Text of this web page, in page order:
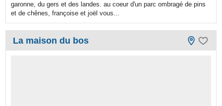
garonne, du gers et des landes. au coeur d'un parc ombragé de pins
et de chênes, françoise et joël vous...
La maison du bos